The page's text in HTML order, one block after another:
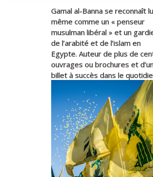
Gamal al-Banna se reconnaît
même comme un « penseur
musulman libéral » et un gardien
de l’arabité et de l’islam en
Egypte. Auteur de plus de cent
ouvrages ou brochures et
billet à succès dans le
, il
assume un rôle que personne,
selon lui, n’ose tenir. Il s’emploie à
renouveler le fondement de l’ «
institution du savoir musulman »
en vigueur, savoir relatif au
commentaire exégétique (
à la tradition (hadîth ) et à la
jurisprudence (fiqh